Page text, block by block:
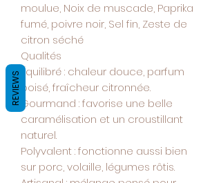
moulue, Noix de muscade, Paprika
fumé, poivre noir, Sel fin, Zeste de
citron séché
Qualités
Équilibré : chaleur douce, parfum
boisé, fraîcheur citronnée.
Gourmand : favorise une belle
caramélisation et un croustillant
naturel.
Polyvalent : fonctionne aussi bien
sur porc, volaille, légumes rôtis.
REVIEWS